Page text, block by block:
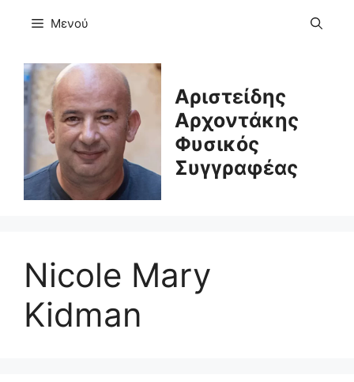
Μενού
Αριστείδης
Αρχοντάκης
Φυσικός
Συγγραφέας
Nicole Mary
Kidman